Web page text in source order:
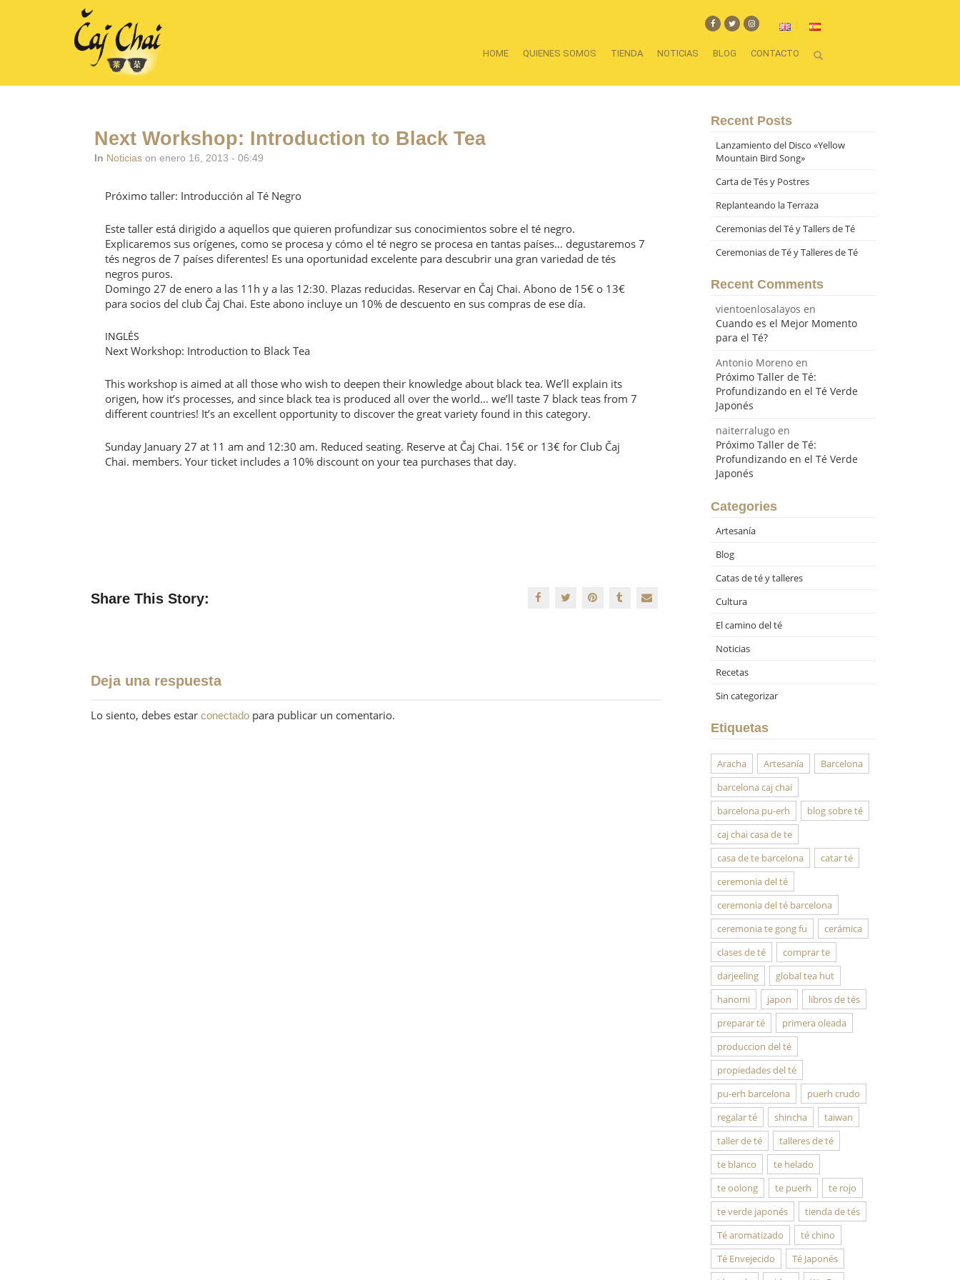
HOME QUIENES SOMOS TIENDA NOTICIAS BLOG CONTACTO
Next Workshop: Introduction to Black Tea
In Noticias on enero 16, 2013 - 06:49
Próximo taller: Introducción al Té Negro
Este taller está dirigido a aquellos que quieren profundizar sus conocimientos sobre el té negro.
Explicaremos sus orígenes, como se procesa y cómo el té negro se procesa en tantas países… degustaremos 7
tés negros de 7 países diferentes! Es una oportunidad excelente para descubrir una gran variedad de tés
negros puros.
Domingo 27 de enero a las 11h y a las 12:30. Plazas reducidas. Reservar en Čaj Chai. Abono de 15€ o 13€
para socios del club Čaj Chai. Este abono incluye un 10% de descuento en sus compras de ese día.
INGLÉS
Next Workshop: Introduction to Black Tea
This workshop is aimed at all those who wish to deepen their knowledge about black tea. We’ll explain its
origen, how it’s processes, and since black tea is produced all over the world… we’ll taste 7 black teas from 7
different countries! It’s an excellent opportunity to discover the great variety found in this category.
Sunday January 27 at 11 am and 12:30 am. Reduced seating. Reserve at Čaj Chai. 15€ or 13€ for Club Čaj
Chai. members. Your ticket includes a 10% discount on your tea purchases that day.
Share This Story:
Deja una respuesta
Lo siento, debes estar conectado para publicar un comentario.
Recent Posts
Lanzamiento del Disco «Yellow
Mountain Bird Song»
Carta de Tés y Postres
Replanteando la Terraza
Ceremonias del Té y Tallers de Té
Ceremonias de Té y Talleres de Té
Recent Comments
vientoenlosalayos en
Cuando es el Mejor Momento
para el Té?
Antonio Morenoen
Próximo Taller de Té:
Profundizando en el Té Verde
Japonés
naiterralugoen
Próximo Taller de Té:
Profundizando en el Té Verde
Japonés
Categories
Artesanía
Blog
Catas de té y talleres
Cultura
El camino del té
Noticias
Recetas
Sin categorizar
Etiquetas
Aracha Artesanía
Barcelona
barcelona caj chai
barcelona pu-erh
blog sobre té
caj chai casa de te
casa de te barcelona
catar té
ceremonia del té
ceremonia del té barcelona
ceremonia te gong fu
cerámica
clases de té
comprar te
darjeeling
global tea hut
hanomi
japon
libros de tés
preparar té
primera oleada
produccion del té
propiedades del té
pu-erh barcelona
puerh crudo
regalar té
shincha
taiwan
taller de té
talleres de té
te blanco
te helado
te oolong
te puerh
te rojo
te verde japonés
tienda de tés
Té aromatizado
té chino
Té Envejecido
Té Japonés